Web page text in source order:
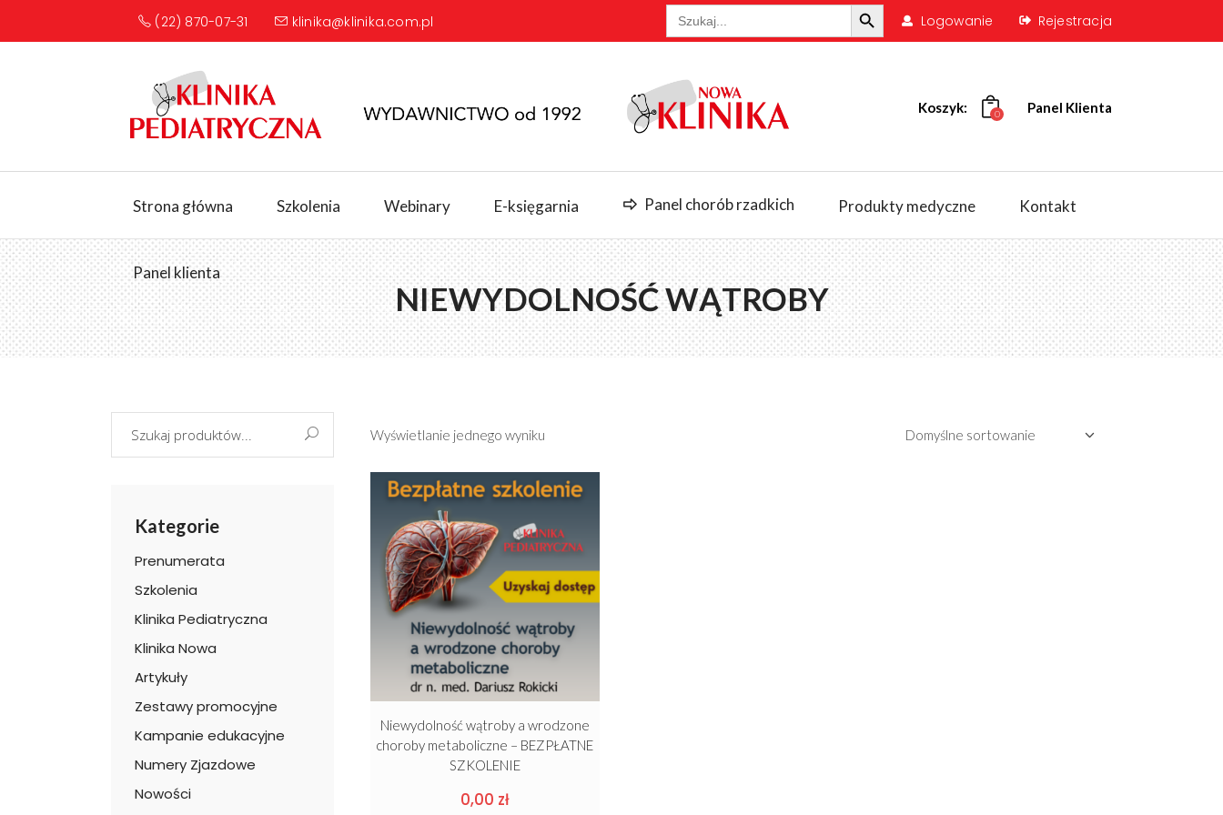
(22) 870-07-31 klinika@klinika.com.pl
Search
for:
Search Button
Logowanie Rejestracja
Koszyk: 0 Panel Klienta
Strona główna Szkolenia Webinary E-księgarnia Panel chorób rzadkich Produkty medyczne Kontakt
Panel klienta
NIEWYDOLNOŚĆ WĄTROBY
Wyświetlanie jednego wyniku Domyślne sortowanie
Niewydolność wątroby a wrodzone
choroby metaboliczne – BEZPŁATNE
SZKOLENIE
0,00 zł
Kategorie
Prenumerata
Szkolenia
Klinika Pediatryczna
Klinika Nowa
Artykuły
Zestawy promocyjne
Kampanie edukacyjne
Numery Zjazdowe
Nowości